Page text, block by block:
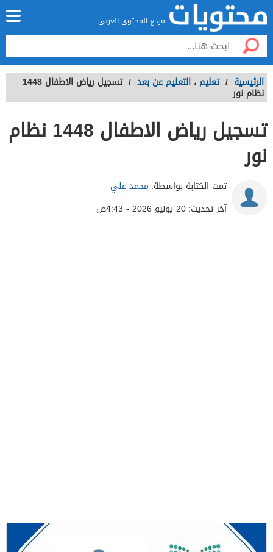
مرجع المحتوى العربي
الرئيسية / تعليم ، التعليم عن بعد / تسجيل رياض الاطفال 1448
نظام نور
تسجيل رياض الاطفال 1448 نظام
نور
تمت الكتابة بواسطة: محمد علي
آخر تحديث:20 يونيو 2026 - 4:43ص